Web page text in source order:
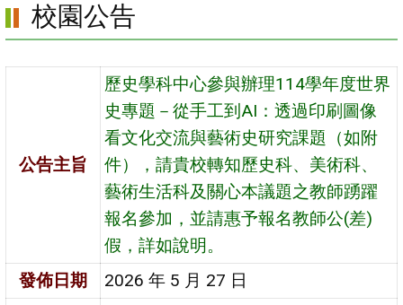
校園公告
公告主旨
歷史學科中心參與辦理114學年度世界
史專題－從手工到AI：透過印刷圖像
看文化交流與藝術史研究課題（如附
件），請貴校轉知歷史科、美術科、
藝術生活科及關心本議題之教師踴躍
報名參加，並請惠予報名教師公(差)
假，詳如說明。
發佈日期
2026 年 5 月 27 日